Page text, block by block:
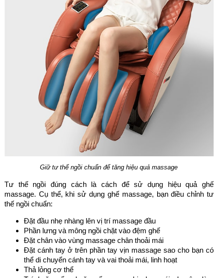
Giữ tư thế ngồi chuẩn để tăng hiệu quả massage
Tư thế ngồi đúng cách là cách để sử dụng hiệu quả ghế
massage. Cụ thể, khi sử dụng ghế massage, bạn điều chỉnh tư
thế ngồi chuẩn:
Đặt đầu nhẹ nhàng lên vị trí massage đầu
Phần lưng và mông ngồi chặt vào đệm ghế
Đặt chân vào vùng massage chân thoải mái
Đặt cánh tay ở trên phần tay vịn massage sao cho bạn có
thể di chuyển cánh tay và vai thoải mái, linh hoạt
Thả lỏng cơ thể